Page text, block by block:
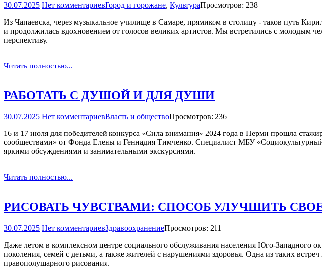
30.07.2025 Нет комментариевГород и горожане, КультураПросмотров: 238
Из Чапаевска, через музыкальное училище в Самаре, прямиком в столицу - таков путь
и продолжилась вдохновением от голосов великих артистов. Мы встретились с молодым
перспективу.
Читать полностью...
РАБОТАТЬ С ДУШОЙ И ДЛЯ ДУШИ
30.07.2025 Нет комментариевВласть и обществоПросмотров: 236
16 и 17 июля для победителей конкурса «Сила внимания» 2024 года в Перми прошла
сообществами» от Фонда Елены и Геннадия Тимченко. Специалист МБУ
яркими обсуждениями и занимательными экскурсиями.
Читать полностью...
РИСОВАТЬ ЧУВСТВАМИ: СПОСОБ УЛУЧШИТЬ
30.07.2025 Нет комментариевЗдравоохранениеПросмотров: 211
Даже летом в комплексном центре социального обслуживания населения Юго-Западного
поколения, семей с детьми, а также жителей с нарушениями здоровья. Одна из таких
правополушарного рисования.